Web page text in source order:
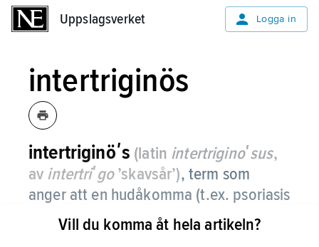
Uppslagsverket Logga in
intertriginös
intertriginöʹs (latin intertriginoʹsus,
av intertriʹgo’skavsår’), term som
anger att en hudåkomma (t.ex. psoriasis
eller eksem) finns på ställen där hud
ligger mot hud.
Vill du komma åt hela artikeln?